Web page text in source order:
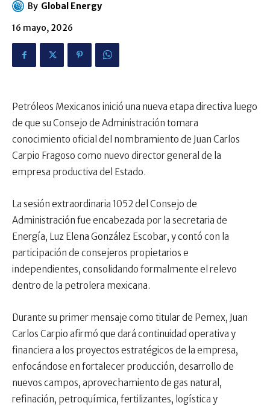
By Global Energy
16 mayo, 2026
Petróleos Mexicanos inició una nueva etapa directiva luego
de que su Consejo de Administración tomara
conocimiento oficial del nombramiento de Juan Carlos
Carpio Fragoso como nuevo director general de la
empresa productiva del Estado.
La sesión extraordinaria 1052 del Consejo de
Administración fue encabezada por la secretaria de
Energía, Luz Elena González Escobar, y contó con la
participación de consejeros propietarios e
independientes, consolidando formalmente el relevo
dentro de la petrolera mexicana.
Durante su primer mensaje como titular de Pemex, Juan
Carlos Carpio afirmó que dará continuidad operativa y
financiera a los proyectos estratégicos de la empresa,
enfocándose en fortalecer producción, desarrollo de
nuevos campos, aprovechamiento de gas natural,
refinación, petroquímica, fertilizantes, logística y